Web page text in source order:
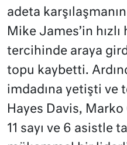
adeta
Mike James’in
tercihinde araya
topu kaybetti.
imdadına yetişti ve
Hayes Davis, Marko
11 sayı ve 6 asistle